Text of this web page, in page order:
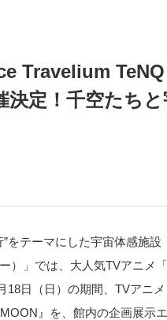
Travelium
決定！千空たち
をテーマにした宇宙体感施設
）」では、大人気TVアニメ
日（日）の期間、TVアニメ
』を、館内の企画展示